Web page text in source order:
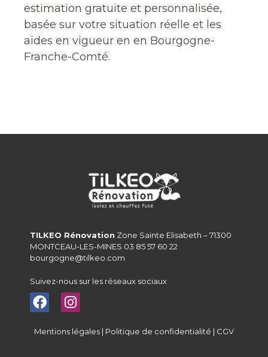
estimation gratuite et personnalisée,
basée sur votre situation réelle et les
aides en vigueur en en Bourgogne-
Franche-Comté.
TILKEO Rénovation Zone Sainte Elisabeth – 71300
MONTCEAU-LES-MINES 03 85 57 60 22
bourgogne@tilkeo.com
Suivez-nous sur les réseaux sociaux
Mentions légales | Politique de confidentialité | CGV